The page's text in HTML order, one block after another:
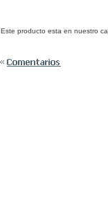
Este producto esta en nuestro